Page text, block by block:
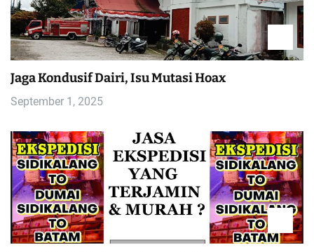
Jaga Kondusif Dairi, Isu Mutasi Hoax
September 1, 2025